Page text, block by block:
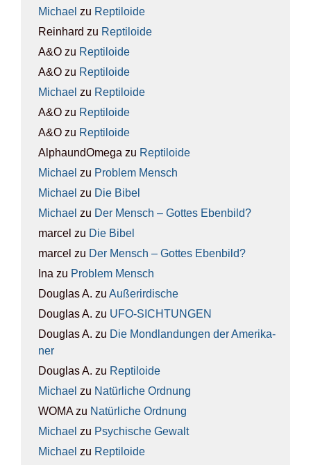
Michael zu Rep­ti­lo­ide
Reinhard zu Rep­ti­lo­ide
A&O zu Rep­ti­lo­ide
A&O zu Rep­ti­lo­ide
Michael zu Rep­ti­lo­ide
A&O zu Rep­ti­lo­ide
A&O zu Rep­ti­lo­ide
AlphaundOmega zu Rep­ti­lo­ide
Michael zu Pro­blem Mensch
Michael zu Die Bibel
Michael zu Der Mensch – Got­tes Eben­bild?
marcel zu Die Bibel
marcel zu Der Mensch – Got­tes Eben­bild?
Ina zu Pro­blem Mensch
Douglas A. zu Außer­ir­di­sche
Douglas A. zu UFO-SICH­TUN­GEN
Douglas A. zu Die Mond­lan­dun­gen der Ame­ri­ka­
ner
Douglas A. zu Rep­ti­lo­ide
Michael zu Natür­li­che Ord­nung
WOMAzu Natür­li­che Ord­nung
Michael zu Psy­chi­sche Gewalt
Michael zu Rep­ti­lo­ide